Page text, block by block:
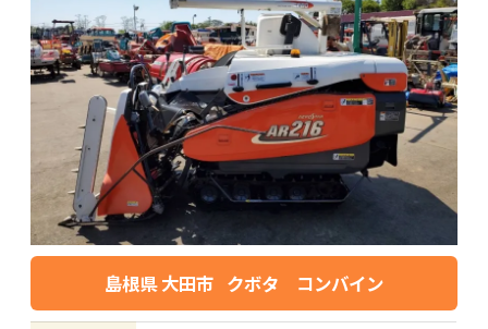
島根県 大田市 クボタ コンバイン